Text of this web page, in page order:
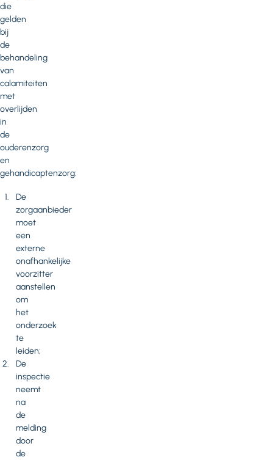
die
gelden
bij
de
behandeling
van
calamiteiten
met
overlijden
in
de
ouderenzorg
en
gehandicaptenzorg:
De
zorgaanbieder
moet
een
externe
onafhankelijke
voorzitter
aanstellen
om
het
onderzoek
te
leiden;
De
inspectie
neemt
na
de
melding
door
de